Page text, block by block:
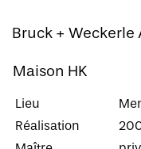
Bruck + Weckerle
Maison HK
Lieu
Réalisation